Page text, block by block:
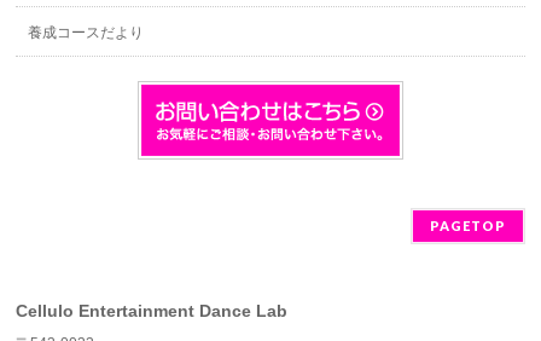
養成コースだより
PAGETOP
Cellulo Entertainment Dance Lab